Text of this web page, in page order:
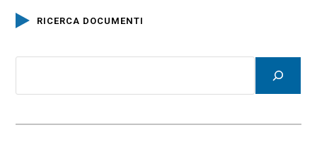
RICERCA DOCUMENTI